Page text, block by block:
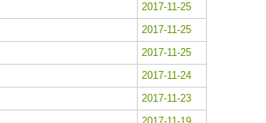
2017-11-25
2017-11-25
2017-11-25
2017-11-24
2017-11-23